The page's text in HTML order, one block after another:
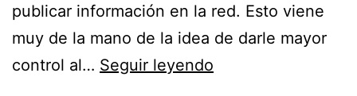
publicar información en la red. Esto viene
muy de la mano de la idea de darle mayor
control al… Seguir leyendo